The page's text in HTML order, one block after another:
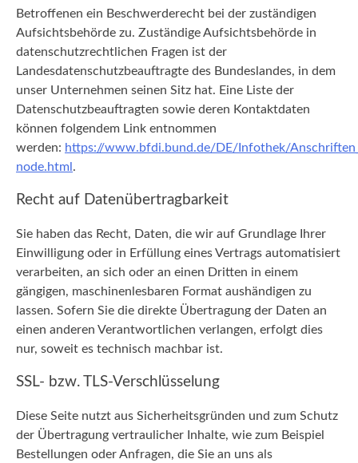
Betroffenen ein Beschwerderecht bei der zuständigen
Aufsichtsbehörde zu. Zuständige Aufsichtsbehörde in
datenschutzrechtlichen Fragen ist der
Landesdatenschutzbeauftragte des Bundeslandes, in dem
unser Unternehmen seinen Sitz hat. Eine Liste der
Datenschutzbeauftragten sowie deren Kontaktdaten
können folgendem Link entnommen
werden: https://www.bfdi.bund.de/DE/Infothek/
node.html .
Recht auf Datenübertragbarkeit
Sie haben das Recht, Daten, die wir auf Grundlage Ihrer
Einwilligung oder in Erfüllung eines Vertrags automatisiert
verarbeiten, an sich oder an einen Dritten in einem
gängigen, maschinenlesbaren Format aushändigen zu
lassen. Sofern Sie die direkte Übertragung der Daten an
einen anderen Verantwortlichen verlangen, erfolgt dies
nur, soweit es technisch machbar ist.
SSL- bzw. TLS-Verschlüsselung
Diese Seite nutzt aus Sicherheitsgründen und zum Schutz
der Übertragung vertraulicher Inhalte, wie zum Beispiel
Bestellungen oder Anfragen, die Sie an uns als